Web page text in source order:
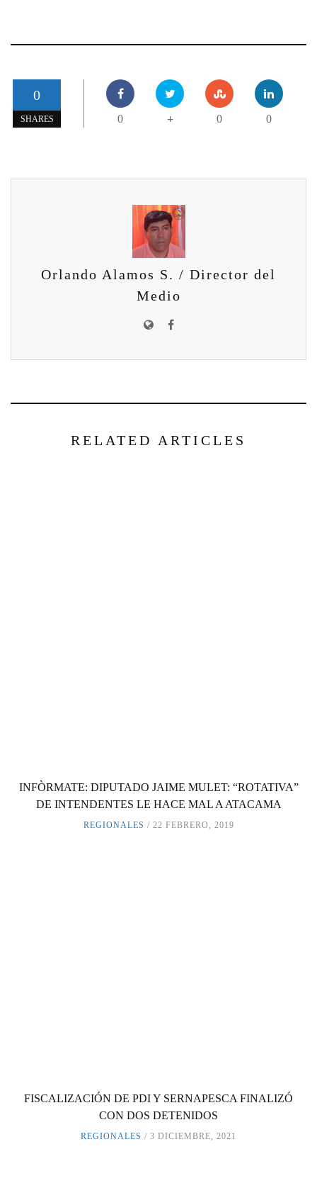
0
SHARES 0 + 0 0
Orlando Alamos S. / Director del
Medio
RELATED ARTICLES
INFÒRMATE: DIPUTADO JAIME MULET: “ROTATIVA”
DE INTENDENTES LE HACE MAL A ATACAMA
REGIONALES 22 FEBRERO, 2019
FISCALIZACIÓN DE PDI Y SERNAPESCA FINALIZÓ
CON DOS DETENIDOS
REGIONALES 3 DICIEMBRE, 2021